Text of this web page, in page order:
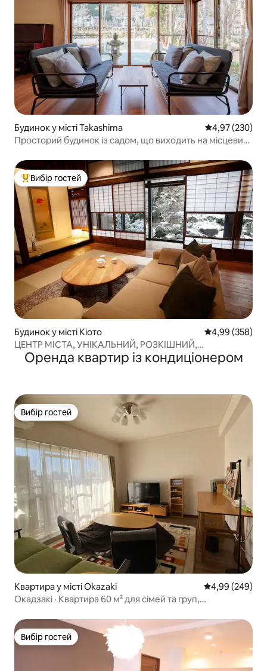
Будинок у місті Takashima Середня
4,97 (230)
Просторий будинок із садом, що виходить на місцевий
Топ вибір гостей
Вибір гостей
Будинок у місті Кіото Середня
4,99 (358)
ЦЕНТР МІСТА, УНІКАЛЬНИЙ, РОЗКІШНИЙ,
ІСТОРИЧНИЙ ТАУНХАУС
Оренда квартир із кондиціонером
Вибір гостей
Вибір гостей
Квартира у місті Okazaki Середня
4,99 (249)
Окадзакі · Квартира 60 м² для сімей та груп,
Вибір гостей
Вибір гостей